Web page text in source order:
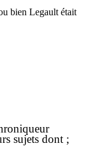
bien Legault était
sujets dont ;